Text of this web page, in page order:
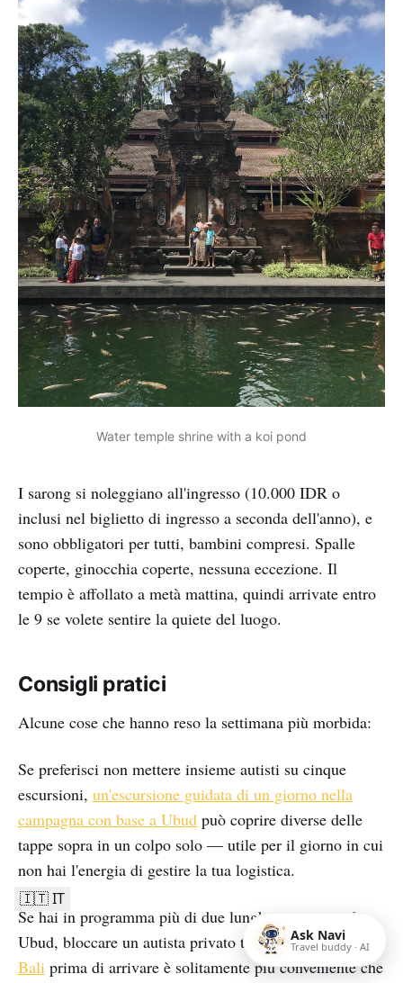
Water temple shrine with a koi pond
I sarong si noleggiano all'ingresso (10.000 IDR o
inclusi nel biglietto di ingresso a seconda dell'anno), e
sono obbligatori per tutti, bambini compresi. Spalle
coperte, ginocchia coperte, nessuna eccezione. Il
tempio è affollato a metà mattina, quindi arrivate entro
le 9 se volete sentire la quiete del luogo.
Consigli pratici
Alcune cose che hanno reso la settimana più morbida:
Se preferisci non mettere insieme autisti su cinque
escursioni, un'escursione guidata di un giorno nella
campagna con base a Ubud può coprire diverse delle
tappe sopra in un colpo solo — utile per il giorno in cui
non hai l'energia di gestire la tua logistica.
Se hai in programma più di due lunghe escursioni da
Ubud, bloccare un autista privato tramite Discover Cars
Bali prima di arrivare è solitamente più conveniente che
Ask Navi
Travel buddy · AI
🇮🇹 IT